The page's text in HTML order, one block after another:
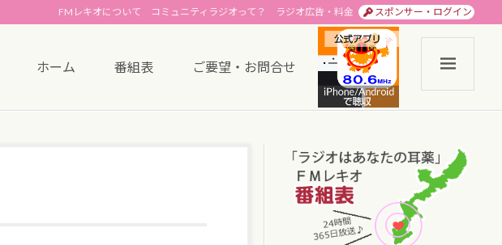
スポンサー・ログイン
ラジオ広告・料金
コミュニティラジオって？
FMレキオについて
ホーム 番組表 ご要望・お問合せ